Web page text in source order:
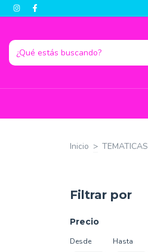
Inicio > TEMATICAS
Filtrar por
Precio
Desde Hasta